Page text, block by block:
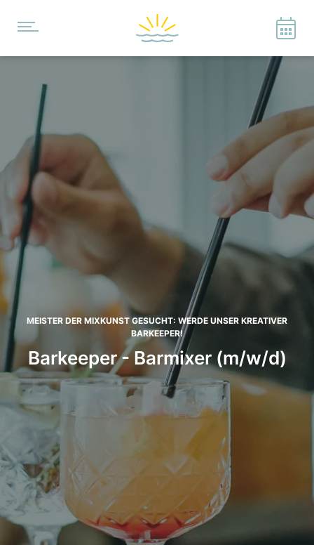
MEISTER DER MIXKUNST GESUCHT: WERDE UNSER KREATIVER
BARKEEPER!
Barkeeper - Barmixer (m/w/d)